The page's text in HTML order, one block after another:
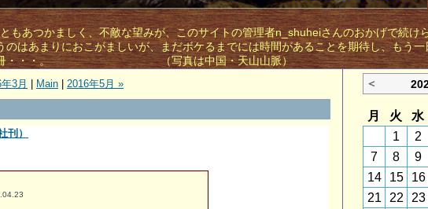
もあつかましく、不敵な望みが、このサイトの管理者n_shuheiさんのおかげで続け
はあまりにおこがましいが、まだボケるまでには時間があることを期待し、もう一
・・・。 （写真は中国・天山山脈）
3月 Main 2016年5月 »
刊）